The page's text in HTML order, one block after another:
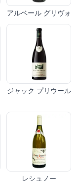
アルベール グリヴォ
ジャック プリウール
レシュノー